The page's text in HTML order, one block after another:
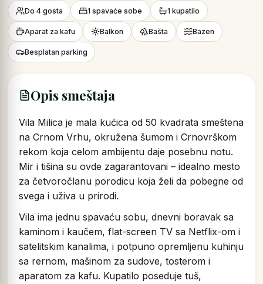
Do 4 gosta 1 spavaće sobe 1 kupatilo
Aparat za kafu Balkon Bašta Bazen
Besplatan parking
Opis smeštaja
Vila Milica je mala kućica od 50 kvadrata smeštena
na Crnom Vrhu, okružena šumom i Crnovrškom
rekom koja celom ambijentu daje posebnu notu.
Mir i tišina su ovde zagarantovani – idealno mesto
za četvoročlanu porodicu koja želi da pobegne od
svega i uživa u prirodi.
Vila ima jednu spavaću sobu, dnevni boravak sa
kaminom i kaučem, flat-screen TV sa Netflix-om i
satelitskim kanalima, i potpuno opremljenu kuhinju
sa rernom, mašinom za sudove, tosterom i
aparatom za kafu. Kupatilo poseduje tuš,